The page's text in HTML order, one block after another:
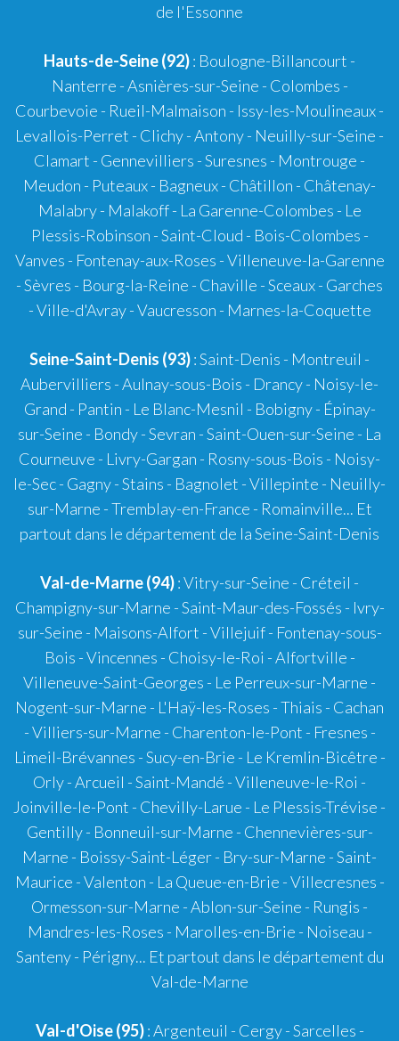
de l'Essonne
Hauts-de-Seine (92): Boulogne-Billancourt -
Nanterre - Asnières-sur-Seine - Colombes -
Courbevoie - Rueil-Malmaison - Issy-les-Moulineaux -
Levallois-Perret - Clichy - Antony - Neuilly-sur-Seine -
Clamart - Gennevilliers - Suresnes - Montrouge -
Meudon - Puteaux - Bagneux - Châtillon - Châtenay-
Malabry - Malakoff - La Garenne-Colombes - Le
Plessis-Robinson - Saint-Cloud - Bois-Colombes -
Vanves - Fontenay-aux-Roses - Villeneuve-la-Garenne
- Sèvres - Bourg-la-Reine - Chaville - Sceaux - Garches
- Ville-d'Avray - Vaucresson - Marnes-la-Coquette
Seine-Saint-Denis (93): Saint-Denis - Montreuil -
Aubervilliers - Aulnay-sous-Bois - Drancy - Noisy-le-
Grand - Pantin - Le Blanc-Mesnil - Bobigny - Épinay-
sur-Seine - Bondy - Sevran - Saint-Ouen-sur-Seine - La
Courneuve - Livry-Gargan - Rosny-sous-Bois - Noisy-
le-Sec - Gagny - Stains - Bagnolet - Villepinte - Neuilly-
sur-Marne - Tremblay-en-France - Romainville... Et
partout dans le département de la Seine-Saint-Denis
Val-de-Marne (94): Vitry-sur-Seine - Créteil -
Champigny-sur-Marne - Saint-Maur-des-Fossés - Ivry-
sur-Seine - Maisons-Alfort - Villejuif - Fontenay-sous-
Bois - Vincennes - Choisy-le-Roi - Alfortville -
Villeneuve-Saint-Georges - Le Perreux-sur-Marne -
Nogent-sur-Marne - L'Haÿ-les-Roses - Thiais - Cachan
- Villiers-sur-Marne - Charenton-le-Pont - Fresnes -
Limeil-Brévannes - Sucy-en-Brie - Le Kremlin-Bicêtre -
Orly - Arcueil - Saint-Mandé - Villeneuve-le-Roi -
Joinville-le-Pont - Chevilly-Larue - Le Plessis-Trévise -
Gentilly - Bonneuil-sur-Marne - Chennevières-sur-
Marne - Boissy-Saint-Léger - Bry-sur-Marne - Saint-
Maurice - Valenton - La Queue-en-Brie - Villecresnes -
Ormesson-sur-Marne - Ablon-sur-Seine - Rungis -
Mandres-les-Roses - Marolles-en-Brie - Noiseau -
Santeny - Périgny... Et partout dans le département du
Val-de-Marne
Val-d'Oise (95): Argenteuil - Cergy - Sarcelles -